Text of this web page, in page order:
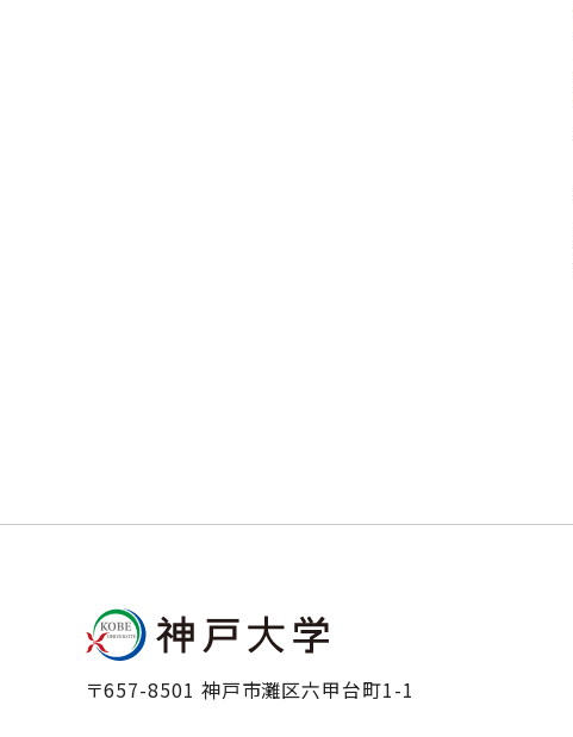
〒657-8501 神戸市灘区六甲台町1-1